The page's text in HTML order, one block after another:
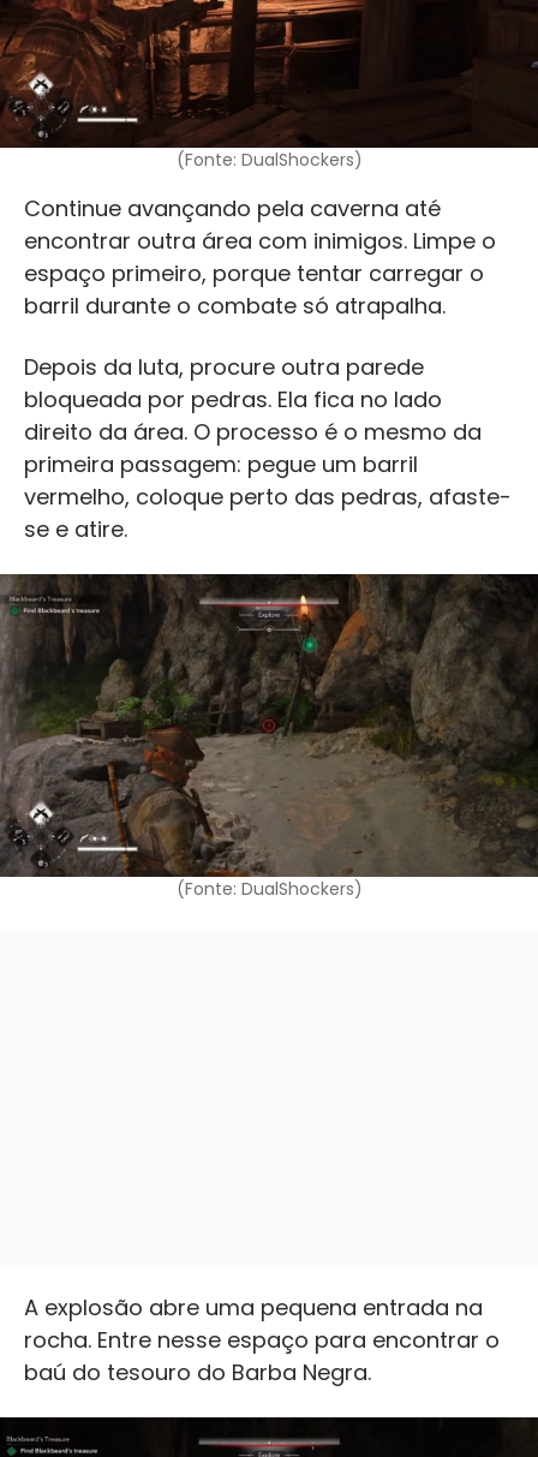
(Fonte: DualShockers)
Continue avançando pela caverna até
encontrar outra área com inimigos. Limpe o
espaço primeiro, porque tentar carregar o
barril durante o combate só atrapalha.
Depois da luta, procure outra parede
bloqueada por pedras. Ela fica no lado
direito da área. O processo é o mesmo da
primeira passagem: pegue um barril
vermelho, coloque perto das pedras, afaste-
se e atire.
(Fonte: DualShockers)
A explosão abre uma pequena entrada na
rocha. Entre nesse espaço para encontrar o
baú do tesouro do Barba Negra.